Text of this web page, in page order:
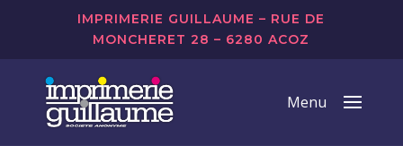
IMPRIMERIE GUILLAUME – RUE DE
MONCHERET 28 – 6280 ACOZ